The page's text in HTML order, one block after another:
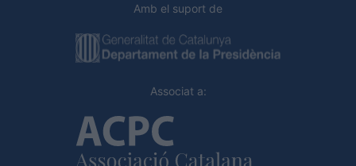
Amb el suport de
Associat a: